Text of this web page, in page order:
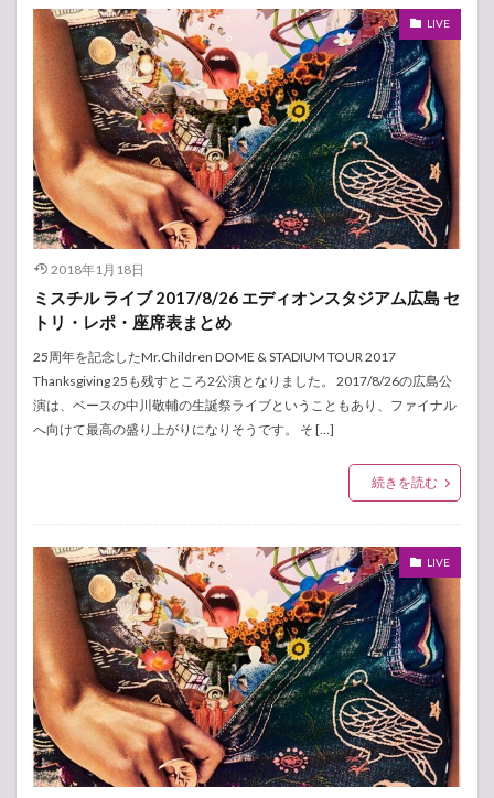
LIVE
2018年1月18日
ミスチル ライブ 2017/8/26 エディオンスタジアム広島 セ
トリ・レポ・座席表まとめ
25周年を記念したMr.Children DOME & STADIUM TOUR 2017
Thanksgiving 25も残すところ2公演となりました。 2017/8/26の広島公
演は、ベースの中川敬輔の生誕祭ライブということもあり、ファイナル
へ向けて最高の盛り上がりになりそうです。 そ […]
続きを読む
LIVE